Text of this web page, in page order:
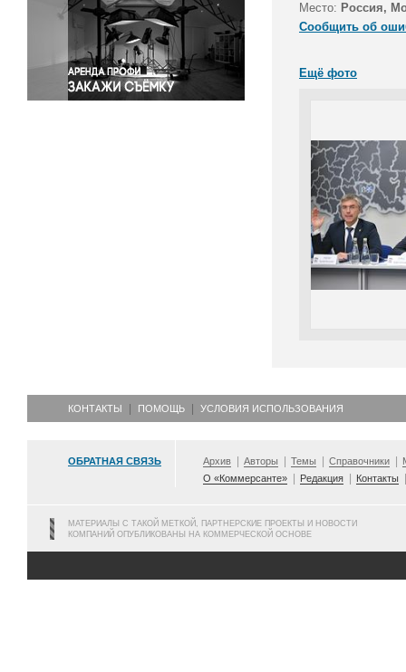
Спорт
Экология
Экономика и бизнес
Место: Россия,
Сообщить об
Ещё фото
КОНТАКТЫ ПОМОЩЬ УСЛОВИЯ ИСПОЛЬЗОВАНИЯ
ОБРАТНАЯ СВЯЗЬ Архив Авторы Темы Справочники
О «Коммерсанте»
Редакция Контакты
МАТЕРИАЛЫ С ТАКОЙ МЕТКОЙ, ПАРТНЕРСКИЕ ПРОЕКТЫ И НОВОСТИ
КОМПАНИЙ ОПУБЛИКОВАНЫ НА КОММЕРЧЕСКОЙ ОСНОВЕ